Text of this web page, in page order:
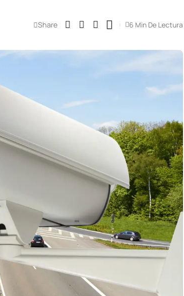
Share 6 Min De Lectura